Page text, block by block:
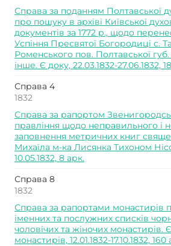
Справа за поданням Полтавської
про пошуку в архіві Київської
документів за 1772 р., щодо
Успіння Пресвятої Богородиці с.
Роменського пов. Полтавської
інше. Є доку, 22.03.1832-27.06.1832,
Справа 4
1832
Справа за рапортом
правління щодо неправильного і
заповнення метричних книг
Михаїла м-ка Лисянка Тихоном
10.05.1832, 8 арк.
Справа 8
1832
Справа за рапортами монастирів
іменних та послужних списків
чоловічих та жіночих монастирів.
монастирів, 12.01.1832-17.10.1832, 160